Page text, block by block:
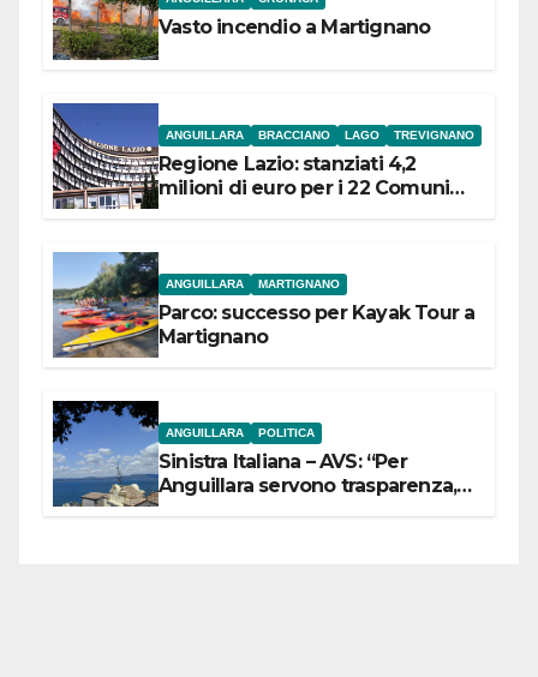
Vasto incendio a Martignano
ANGUILLARA BRACCIANO LAGO TREVIGNANO
Regione Lazio: stanziati 4,2
milioni di euro per i 22 Comuni
ANGUILLARA MARTIGNANO
Parco: successo per Kayak Tour a
Martignano
ANGUILLARA POLITICA
Sinistra Italiana – AVS: “Per
Anguillara servono trasparenza,